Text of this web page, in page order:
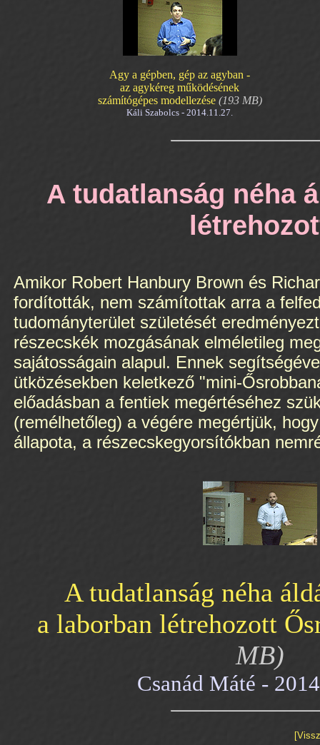
Agy a gépben, gép az agyban -
az agykéreg működésének
számítógépes modellezése(193 MB)
Káli Szabolcs - 2014.11.27.
A tudatlanság néha
Amikor Robert Hanbury Brown és
fordították, nem számítottak arra a
tudományterület születését
részecskék mozgásának elméletileg
sajátosságain alapul. Ennek
ütközésekben keletkező "mini-
előadásban a fentiek megértéséhez
(remélhetőleg) a végére megértjük,
állapota, a részecskegyorsítókban
A tudatlanság néha
a laborban létrehozott
MB)
Csanád Máté -